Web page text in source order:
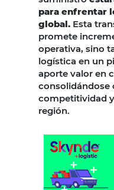
para enfrentar
global. Esta
promete
operativa, sino
logística en un
aporte valor en
competitividad
región.